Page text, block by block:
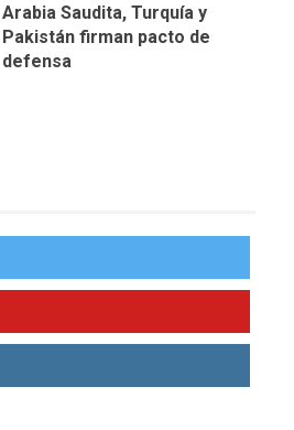
Arabia Saudita, Turquía y
Pakistán firman pacto de
defensa
Venezuela requiere
alcanzar 3 millones de bdp